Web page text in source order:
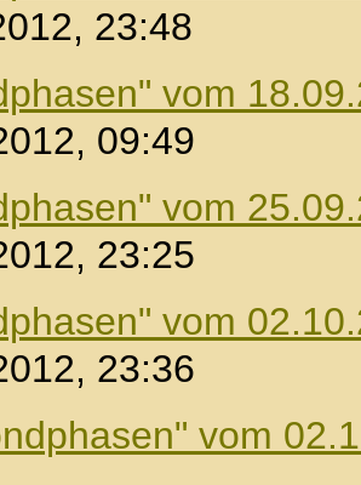
23:48
vom
09:49
vom
23:25
vom
23:36
vom